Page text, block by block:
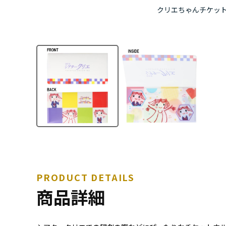
クリエちゃんチケッ
PRODUCT DETAILS
商品詳細